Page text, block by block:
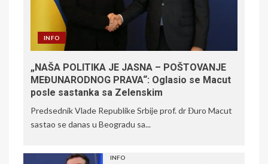
INFO
„NAŠA POLITIKA JE JASNA – POŠTOVANJE
MEĐUNARODNOG PRAVA“: Oglasio se Macut
posle sastanka sa Zelenskim
Predsednik Vlade Republike Srbije prof. dr Đuro Macut
sastao se danas u Beogradu sa...
INFO